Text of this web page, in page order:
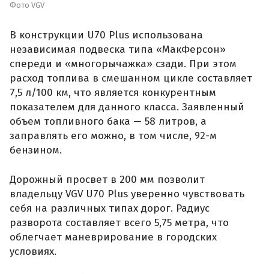
Фото VGV
В конструкции U70 Plus использована
независимая подвеска типа «МакФерсон»
спереди и «многорычажка» сзади. При этом
расход топлива в смешанном цикле составляет
7,5 л/100 км, что является конкурентным
показателем для данного класса. Заявленный
объем топливного бака — 58 литров, а
заправлять его можно, в том числе, 92-м
бензином.
Дорожный просвет в 200 мм позволит
владельцу VGV U70 Plus уверенно чувствовать
себя на различных типах дорог. Радиус
разворота составляет всего 5,75 метра, что
облегчает маневрирование в городских
условиях.